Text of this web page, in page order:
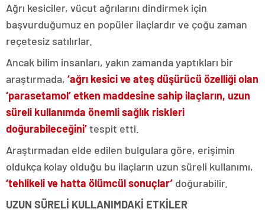
Ağrı kesiciler, vücut ağrılarını dindirmek için
başvurduğumuz en popüler ilaçlardır ve çoğu zaman
reçetesiz satılırlar.
Ancak bilim insanları, yakın zamanda yaptıkları bir
araştırmada, ‘ağrı kesici ve ateş düşürücü özelliği olan
‘parasetamol’ etken maddesine sahip ilaçların, uzun
süreli kullanımda önemli sağlık riskleri
doğurabileceğini’tespit etti.
Araştırmadan elde edilen bulgulara göre, erişimin
oldukça kolay olduğu bu ilaçların uzun süreli kullanımı,
‘tehlikeli ve hatta ölümcül sonuçlar’ doğurabilir.
UZUN SÜRELİ KULLANIMDAKİ ETKİLER